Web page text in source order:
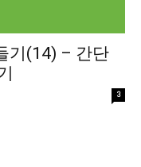
기(14) – 간단
3